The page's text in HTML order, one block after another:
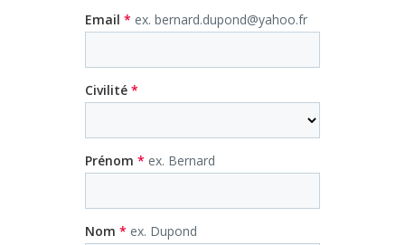
Email * ex. bernard.dupond@yahoo.fr
Civilité *
Prénom * ex. Bernard
Nom * ex. Dupond